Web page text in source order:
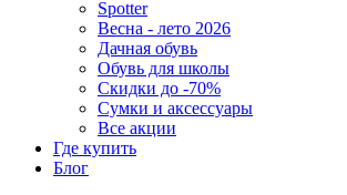
Spotter
Весна - лето 2026
Дачная обувь
Обувь для школы
Скидки до -70%
Сумки и аксессуары
Все акции
Где купить
Блог